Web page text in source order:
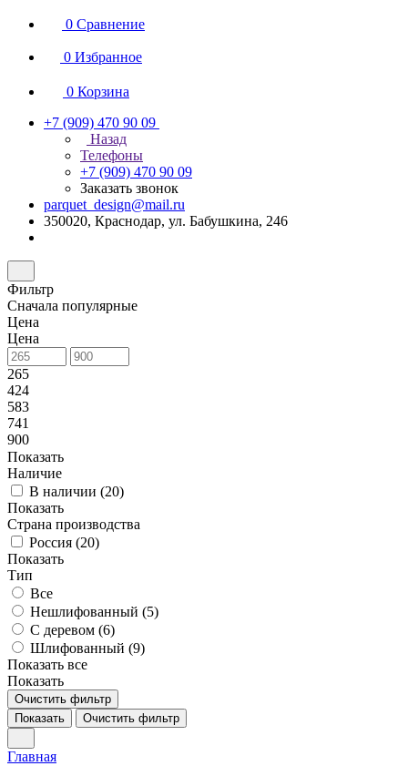
0 Сравнение
0 Избранное
0 Корзина
+7 (909) 470 90 09
Назад
Телефоны
+7 (909) 470 90 09
Заказать звонок
parquet_design@mail.ru
350020, Краснодар, ул. Бабушкина, 246
Фильтр
Сначала популярные
Цена
Цена
265
424
583
741
900
Показать
Наличие
В наличии (20)
Показать
Страна производства
Россия (20)
Показать
Тип
Все
Нешлифованный (5)
С деревом (6)
Шлифованный (9)
Показать все
Показать
Очистить фильтр
Показать
Очистить фильтр
Главная